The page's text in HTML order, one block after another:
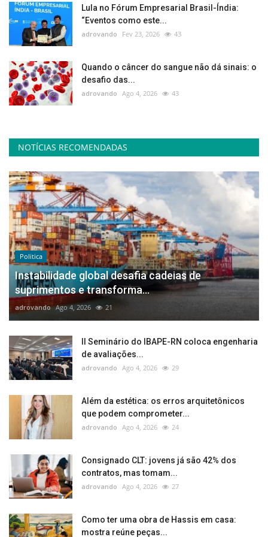
Lula no Fórum Empresarial Brasil-Índia:
“Eventos como este...
adrovando Fev 23, 2026 43
Quando o câncer do sangue não dá sinais: o
desafio das...
adrovando Ago 4, 2026 43
NOTÍCIAS RECOMENDADAS
Politica
Instabilidade global desafia cadeias de
suprimentos e transforma...
adrovando Ago 4, 2026 21
II Seminário do IBAPE-RN coloca engenharia
de avaliações...
adrovando Ago 4, 2026 29
Além da estética: os erros arquitetônicos
que podem comprometer...
adrovando Ago 4, 2026 24
Consignado CLT: jovens já são 42% dos
contratos, mas tomam...
adrovando Ago 4, 2026 27
Como ter uma obra de Hassis em casa:
mostra reúne peças...